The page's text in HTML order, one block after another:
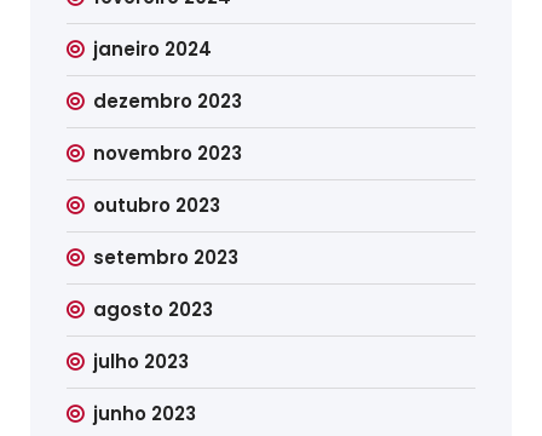
janeiro 2024
dezembro 2023
novembro 2023
outubro 2023
setembro 2023
agosto 2023
julho 2023
junho 2023